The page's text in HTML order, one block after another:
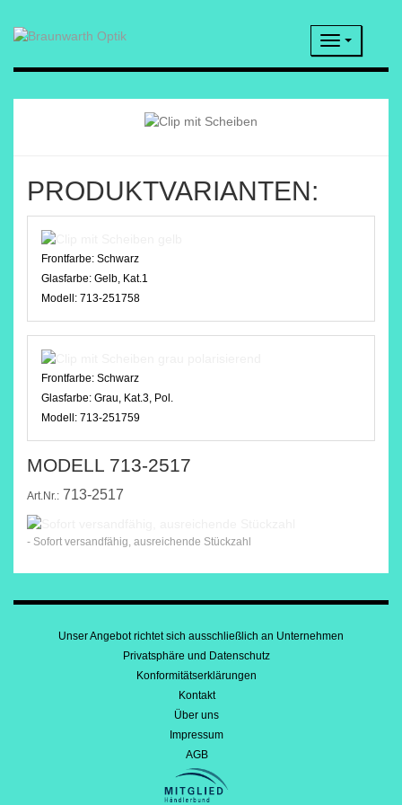
PRODUKTVARIANTEN:
Frontfarbe: Schwarz
Glasfarbe: Gelb, Kat.1
Modell: 713-251758
Frontfarbe: Schwarz
Glasfarbe: Grau, Kat.3, Pol.
Modell: 713-251759
MODELL 713-2517
Art.Nr.: 713-2517
- Sofort versandfähig, ausreichende Stückzahl
Unser Angebot richtet sich ausschließlich an Unternehmen
Privatsphäre und Datenschutz
Konformitätserklärungen
Kontakt
Über uns
Impressum
AGB